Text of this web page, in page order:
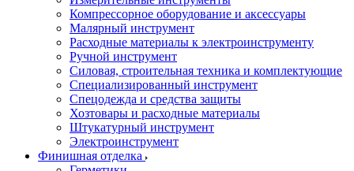
Компрессорное оборудование и аксессуары
Малярный инструмент
Расходные материалы к электроинструменту
Ручной инструмент
Силовая, строительная техника и комплектующие
Специализированный инструмент
Спецодежда и средства защиты
Хозтовары и расходные материалы
Штукатурный инструмент
Электроинструмент
Финишная отделка